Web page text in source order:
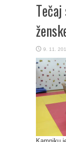
9. 11.